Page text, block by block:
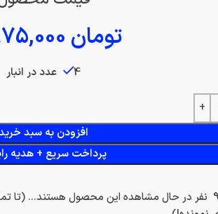
تومان
4 عدد در انبار
افزودن به سبد
پرداخت سریع + هدیه
9 نفر در حال مشاهده این محصول هستند... (تا